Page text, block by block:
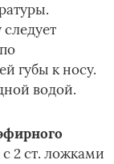
губы к носу.
водой.
2 ст. ложками